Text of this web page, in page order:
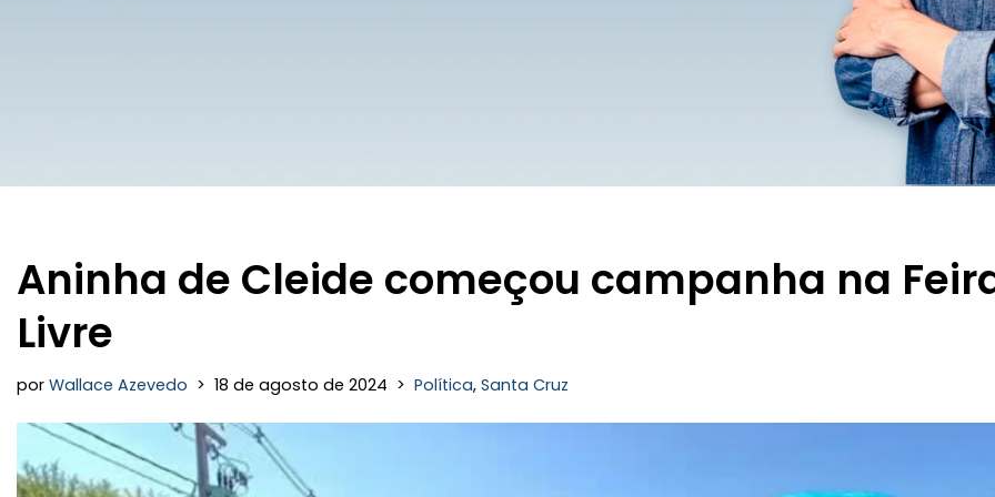
Aninha de Cleide começou campanha na
Livre
por Wallace Azevedo 18 de agosto de 2024 Política, Santa Cruz